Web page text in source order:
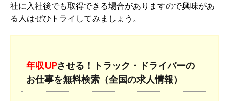
社に入社後でも取得できる場合がありますので興味があ
る人はぜひトライしてみましょう。
年収UPさせる！トラック・ドライバーの
お仕事を無料検索（全国の求人情報）